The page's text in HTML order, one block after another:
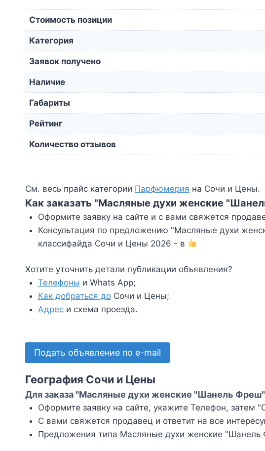
Стоимость позиции
Категория
Заявок получено
Наличие
Габариты
Рейтинг
Количество отзывов
См. весь прайс категории Парфюмерия на Сочи и Цены.
Как заказать "Масляные духи женские
Оформите заявку на сайте и с вами свяжется
Консультация по предложению "Масляные духи
классифайда Сочи и Цены 2026 - в
Хотите уточнить детали публикации объявления?
Телефоны и Whats App;
Как добраться доСочи и Цены;
Адреси схема проезда.
Подать объявление по e-mail
География Сочи и Цены
Для заказа "Масляные духи женские "Шанель
Оформите заявку на сайте, укажите Телефон, затем
С вами свяжется продавец и ответит на все
Предложения типа Масляные духи женские "Шанель